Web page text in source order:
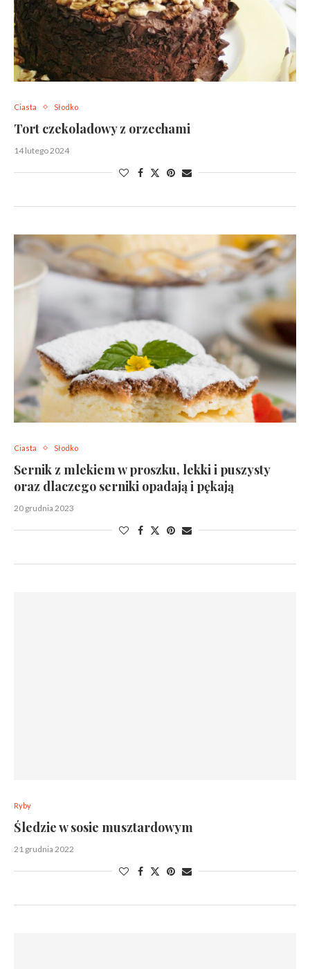
Ciasta Słodko
Tort czekoladowy z orzechami
14 lutego 2024
Ciasta Słodko
Sernik z mlekiem w proszku, lekki i puszysty
oraz dlaczego serniki opadają i pękają
20 grudnia 2023
Ryby
Śledzie w sosie musztardowym
21 grudnia 2022